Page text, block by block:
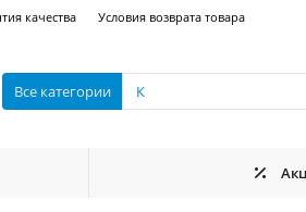
качества Условия возврата товара
Все категории